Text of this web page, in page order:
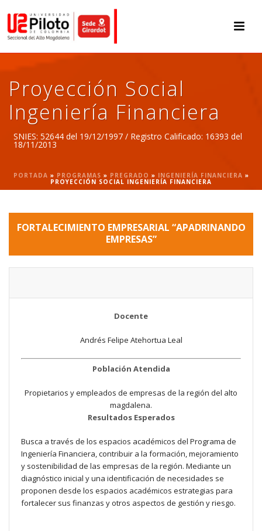
Proyección Social
Ingeniería Financiera
SNIES: 52644 del 19/12/1997 / Registro Calificado: 16393 del
18/11/2013
PORTADA » PROGRAMAS » PREGRADO » INGENIERÍA FINANCIERA »
PROYECCIÓN SOCIAL INGENIERÍA FINANCIERA
FORTALECIMIENTO EMPRESARIAL “APADRINANDO
EMPRESAS”
Docente
Andrés Felipe Atehortua Leal
Población Atendida
Propietarios y empleados de empresas de la región del alto
magdalena.
Resultados Esperados
Busca a través de los espacios académicos del Programa de
Ingeniería Financiera, contribuir a la formación, mejoramiento
y sostenibilidad de las empresas de la región. Mediante un
diagnóstico inicial y una identificación de necesidades se
proponen desde los espacios académicos estrategias para
fortalecer sus finanzas y otros aspectos de gestión y riesgo.